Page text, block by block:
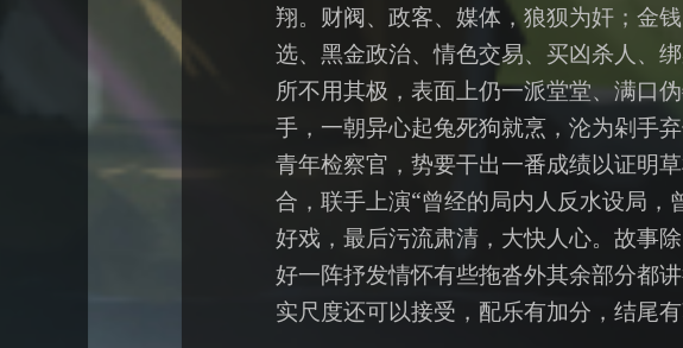
翔。财阀、政客、媒体，狼狈为奸；金
选、黑金政治、情色交易、买凶杀人、
所不用其极，表面上仍一派堂堂、满口
手，一朝异心起兔死狗就烹，沦为剁手
青年检察官，势要干出一番成绩以证明
合，联手上演“曾经的局内人反水设局
好戏，最后污流肃清，大快人心。故事
好一阵抒发情怀有些拖沓外其余部分都
实尺度还可以接受，配乐有加分，结尾